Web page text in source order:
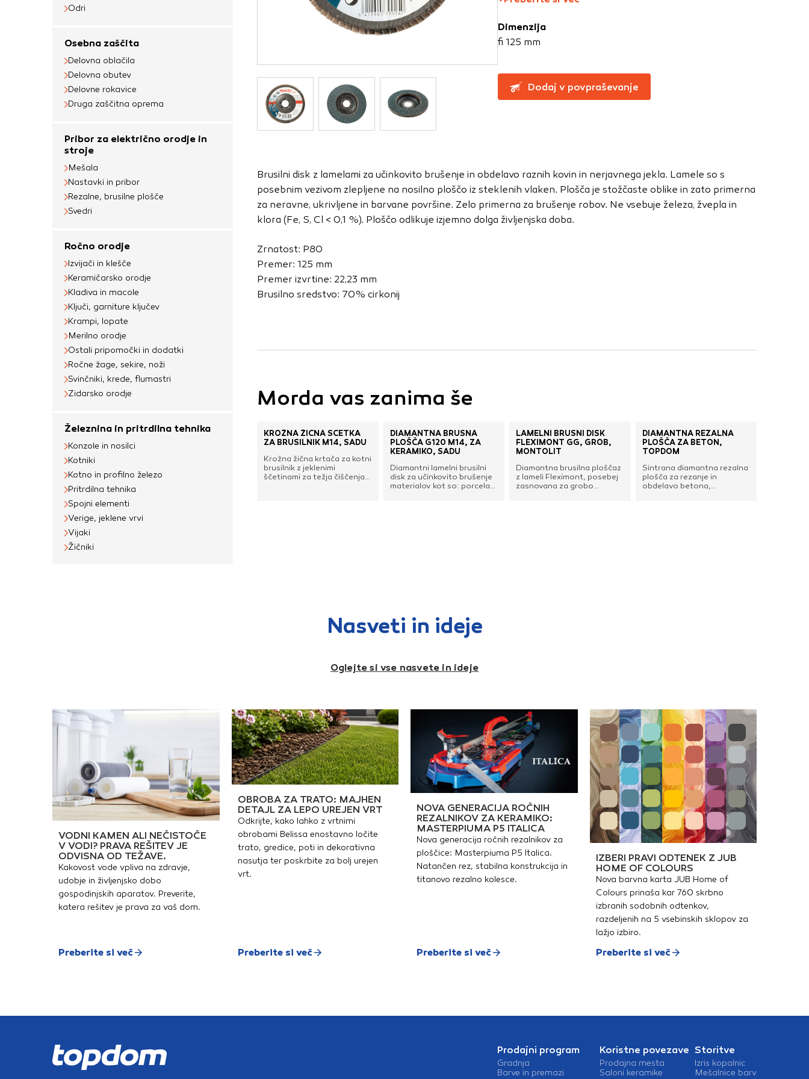
Odri
Osebna zaščita
Delovna oblačila
Delovna obutev
Delovne rokavice
Druga zaščitna oprema
Pribor za električno orodje in
stroje
Mešala
Nastavki in pribor
Rezalne, brusilne plošče
Svedri
Ročno orodje
Izvijači in klešče
Keramičarsko orodje
Kladiva in macole
Ključi, garniture ključev
Krampi, lopate
Merilno orodje
Ostali pripomočki in dodatki
Ročne žage, sekire, noži
Svinčniki, krede, flumastri
Zidarsko orodje
Železnina in pritrdilna tehnika
Konzole in nosilci
Kotniki
Kotno in profilno železo
Pritrdilna tehnika
Spojni elementi
Verige, jeklene vrvi
Vijaki
Žičniki
Dimenzija
fi 125 mm
Dodaj v povpraševanje
Brusilni disk z lamelami za učinkovito brušenje in obdelavo raznih kovin in nerjavnega jekla. Lamele so s
posebnim vezivom zlepljene na nosilno ploščo iz steklenih vlaken. Plošča je stožčaste oblike in zato primerna
za neravne, ukrivljene in barvane površine. Zelo primerna za brušenje robov. Ne vsebuje železa, žvepla in
klora (Fe, S, Cl < 0,1 %). Ploščo odlikuje izjemno dolga življenjska doba.
Zrnatost: P80
Premer: 125 mm
Premer izvrtine: 22,23 mm
Brusilno sredstvo: 70% cirkonij
Morda vas zanima še
KROŽNA ŽIČNA ŠČETKA
ZA BRUSILNIK M14, SADU
Krožna žična krtača za kotni
brusilnik z jeklenimi
ščetinami za težja čiščenja.
DIAMANTNA BRUSNA
PLOŠČA G120 M14, ZA
KERAMIKO, SADU
Diamantni lamelni brusilni
disk za učinkovito brušenje
materialov kot so: porcelan,
LAMELNI BRUSNI DISK
FLEXIMONT GG, GROB,
MONTOLIT
Diamantna brusilna ploščaz
z lameli Fleximont, posebej
zasnovana za grobo
DIAMANTNA REZALNA
PLOŠČA ZA BETON,
TOPDOM
Sintrana diamantna rezalna
plošča za rezanje in
obdelavo betona,
Nasveti in ideje
Oglejte si vse nasvete in ideje
VODNI KAMEN ALI NEČISTOČE
V VODI? PRAVA REŠITEV JE
ODVISNA OD TEŽAVE.
Kakovost vode vpliva na zdravje,
udobje in življenjsko dobo
gospodinjskih aparatov. Preverite,
katera rešitev je prava za vaš dom.
Preberite si več
OBROBA ZA TRATO: MAJHEN
DETAJL ZA LEPO UREJEN VRT
Odkrijte, kako lahko z vrtnimi
obrobami Belissa enostavno ločite
trato, gredice, poti in dekorativna
nasutja ter poskrbite za bolj urejen
vrt.
Preberite si več
NOVA GENERACIJA ROČNIH
REZALNIKOV ZA KERAMIKO:
MASTERPIUMA P5 ITALICA
Nova generacija ročnih rezalnikov za
ploščice: Masterpiuma P5 Italica.
Natančen rez, stabilna konstrukcija in
titanovo rezalno kolesce.
Preberite si več
IZBERI PRAVI ODTENEK Z JUB
HOME OF COLOURS
Nova barvna karta JUB Home of
Colours prinaša kar 760 skrbno
izbranih sodobnih odtenkov,
razdeljenih na 5 vsebinskih sklopov za
lažjo izbiro.
Preberite si več
Prodajni program
Gradnja
Barve in premazi
Koristne povezave
Prodajna mesta
Saloni keramike
Storitve
Izris kopalnic
Mešalnice barv
Ti piškotki so nujni za delovanje spletnega mesta, zato jih v naših sistemih ni mogoče izklopiti.
Običajno so nastavljeni samo kot odziv na vaša dejanja, ki vodijo do storitvenih zahtev, na primer
nastavitev zasebnosti, prijava ali izpolnjevanje obrazcev. Na voljo imate nastavitev, da brskalnik
blokira te piškotke ali vas opozori na njih. V tem primeru nekateri deli spletnega mesta ne bodo
Piškotki za učinkovitost delovanja
S temi piškotki štejemo obiske in izvor prometa, da lahko merimo in izboljšamo učinkovitost
priljubljena, in opazujemo, kako se obiskovalci pomikajo po spletnem mestu. Podatki, ki jih piškotki
zbirajo, so združeni in anonimni. Če uporabo teh piškotkov zavrnete, ne bomo vedeli, kdaj ste
obiskali naše spletno mesto.
Te piškotke nastavijo naši oglaševalski partnerji. Partnerska oglaševalska podjetja jih lahko
uporabljajo za izdelavo profila vaših interesov, ki ga nato uporabijo za prikazovanje ustreznih oglasov
na drugih spletnih mestih. Pri delu uporabljajo edinstveno prepoznavanje vašega brskalnika in
naprave. Če zavrnete uporabo teh piškotkov, ne boste deležni našega ciljnega spletnega